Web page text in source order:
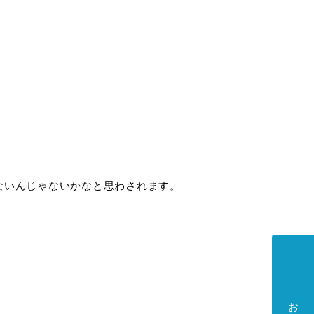
んじゃないかなと思わされます。